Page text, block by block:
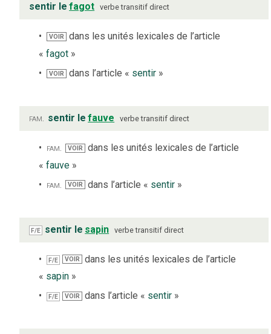
sentir le fagot verbe transitif direct
VOIR
dans les unités lexicales de l’article
« fagot »
VOIR dans l’article « sentir »
fam. sentir le fauve verbe transitif direct
fam. VOIR dans les unités lexicales de l’article
« fauve »
fam.
VOIR dans l’article « sentir»
F/E sentir le sapin verbe transitif direct
F/E VOIR
dans les unités lexicales de l’article
« sapin »
F/E VOIR dans l’article « sentir »